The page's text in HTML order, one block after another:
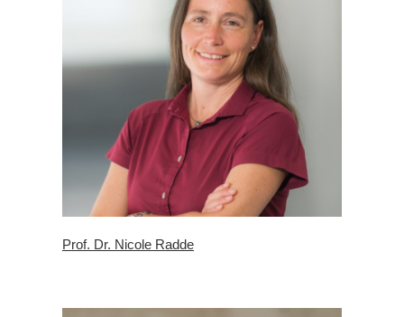
Prof. Dr. Nicole Radde